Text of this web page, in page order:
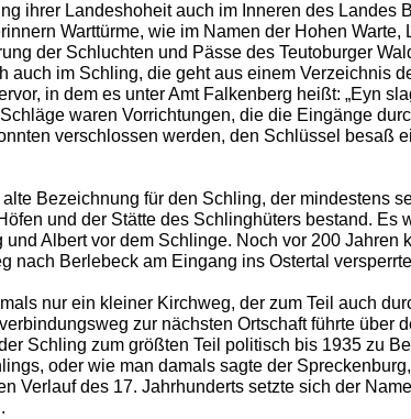
ihrer Landeshoheit auch im Inneren des Landes
Warttürme, wie im Namen der Hohen Warte,
der Schluchten und Pässe des Teutoburger
auch im Schling, die geht aus einem Verzeichnis
in dem es unter Amt Falkenberg heißt: „Eyn
waren Vorrichtungen, die die Eingänge
verschlossen werden, den Schlüssel besaß
Bezeichnung für den Schling, der mindestens
und der Stätte des Schlinghüters bestand. Es
Albert vor dem Schlinge. Noch vor 200 Jahren
nach Berlebeck am Eingang ins Ostertal
nur ein kleiner Kirchweg, der zum Teil auch
zur nächsten Ortschaft führte über
Schling zum größten Teil politisch bis 1935 zu
oder wie man damals sagte der
Verlauf des 17. Jahrhunderts setzte sich der